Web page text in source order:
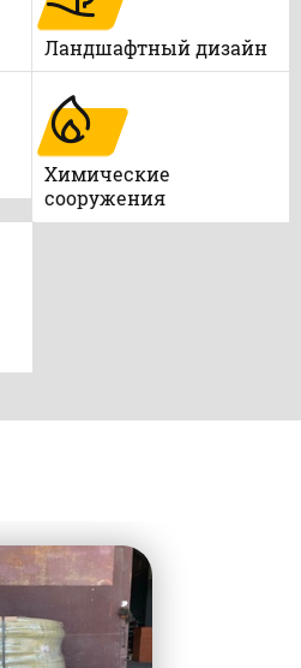
Ландшафтный дизайн
Химические
сооружения